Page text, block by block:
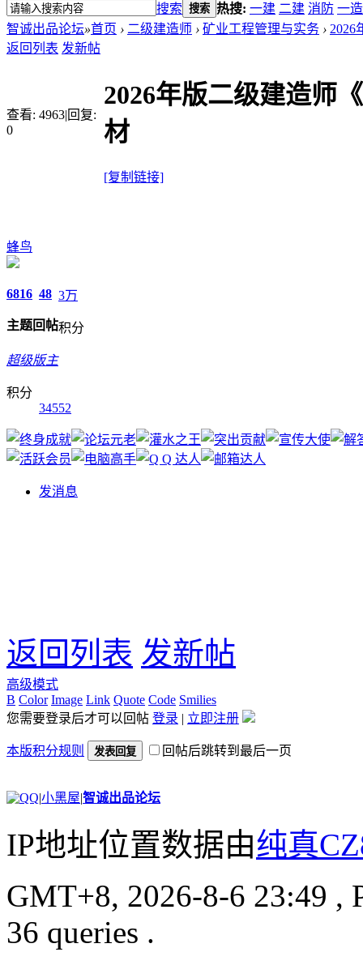
搜索 搜索 热搜: 一建 二建 消防 一造
智诚出品论坛»首页 › 二级建造师 › 矿业工程管理与实务 › 2026
返回列表 发新帖
查看: 4963|回复:
0
2026年版二级建造师
材
[复制链接]
蜂鸟
6816
主题
48
回帖
3万
积分
超级版主
积分
34552
发消息
返回列表 发新帖
高级模式
B Color Image Link Quote Code Smilies
您需要登录后才可以回帖 登录 | 立即注册
本版积分规则 发表回复 回帖后跳转到最后一页
|小黑屋|智诚出品论坛
IP地址位置数据由纯真
GMT+8, 2026-8-6 23:49 ,
36 queries .